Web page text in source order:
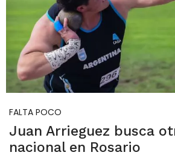
FALTA POCO
Juan Arrieguez busca
nacional en Rosario